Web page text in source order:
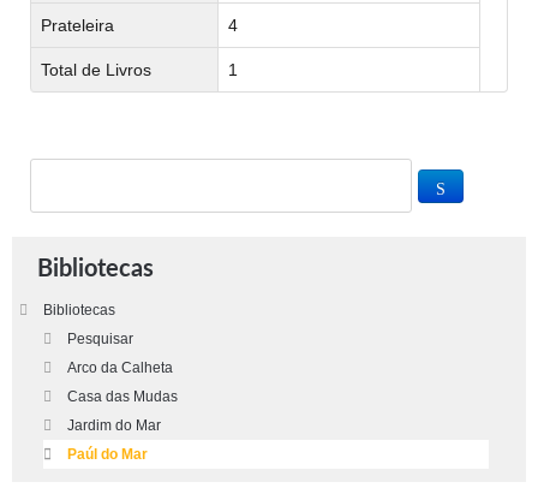
Prateleira 4
Total de Livros 1
Bibliotecas
Bibliotecas
Pesquisar
Arco da Calheta
Casa das Mudas
Jardim do Mar
Paúl do Mar